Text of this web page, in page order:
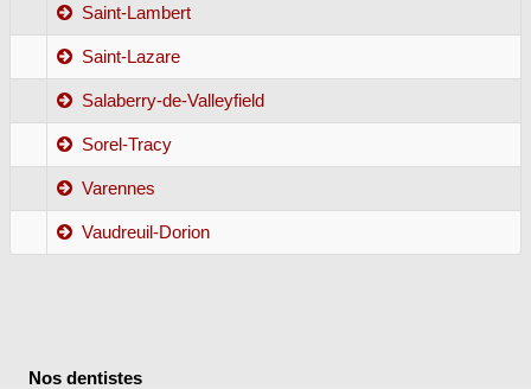
Saint-Lambert
Saint-Lazare
Salaberry-de-Valleyfield
Sorel-Tracy
Varennes
Vaudreuil-Dorion
Nos dentistes